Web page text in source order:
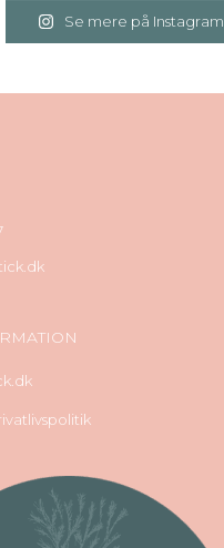
Se mere på Instagram